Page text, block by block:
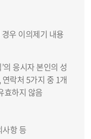
우 이의제기 내용
의 응시자 본인의 성
락처 5가지 중 1개
효하지 않음
사항 등